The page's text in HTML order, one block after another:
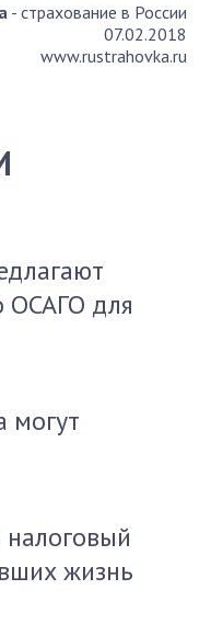
- страхование в России
07.02.2018
www.rustrahovka.ru
ОСАГО для
могут
жизнь